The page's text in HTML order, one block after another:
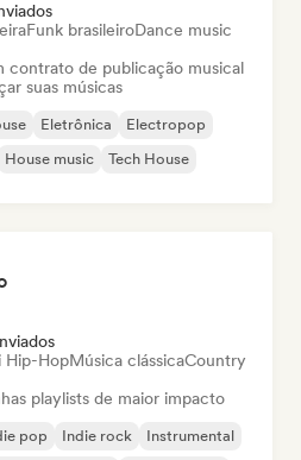
Funk brasileiroDance music
contrato de publicação musical
suas músicas
Eletrônica
Electropop
House music Tech House
HopMúsica clássicaCountry
playlists de maior impacto
pop Indie rock
Instrumental